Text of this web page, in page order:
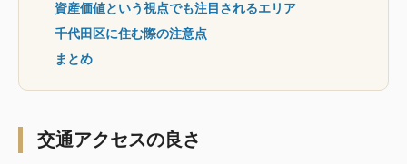
資産価値という視点でも注目されるエリア
千代田区に住む際の注意点
まとめ
交通アクセスの良さ